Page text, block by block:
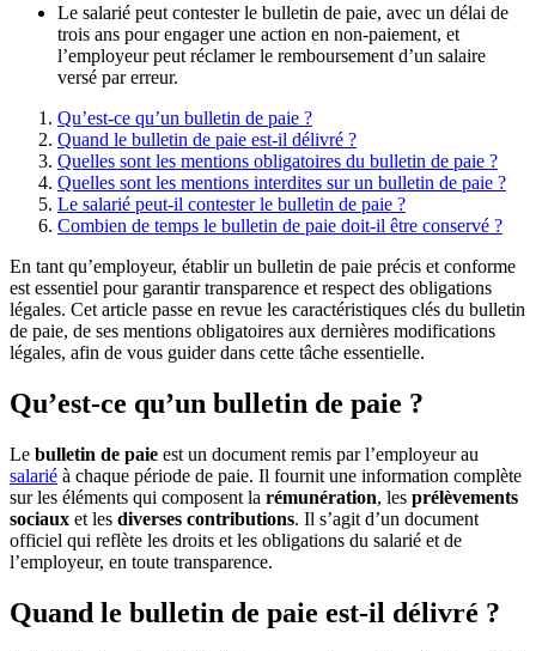
Le salarié peut contester le bulletin de paie, avec un délai de
trois ans pour engager une action en non-paiement, et
l’employeur peut réclamer le remboursement d’un salaire
versé par erreur.
Qu’est-ce qu’un bulletin de paie ?
Quand le bulletin de paie est-il délivré ?
Quelles sont les mentions obligatoires du bulletin de paie ?
Quelles sont les mentions interdites sur un bulletin de paie ?
Le salarié peut-il contester le bulletin de paie ?
Combien de temps le bulletin de paie doit-il être conservé ?
En tant qu’employeur, établir un bulletin de paie précis et conforme
est essentiel pour garantir transparence et respect des obligations
légales. Cet article passe en revue les caractéristiques clés du bulletin
de paie, de ses mentions obligatoires aux dernières modifications
légales, afin de vous guider dans cette tâche essentielle.
Qu’est-ce qu’un bulletin de paie ?
Le bulletin de paie est un document remis par l’employeur au
salarié à chaque période de paie. Il fournit une information complète
sur les éléments qui composent la rémunération, les prélèvements
sociaux et les diverses contributions. Il s’agit d’un document
officiel qui reflète les droits et les obligations du salarié et de
l’employeur, en toute transparence.
Quand le bulletin de paie est-il délivré ?